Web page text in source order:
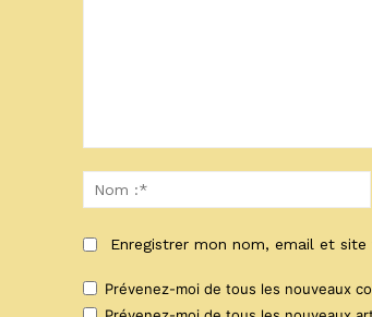
:*
Enregistrer mon nom, email et
Prévenez-moi de tous les nouveaux